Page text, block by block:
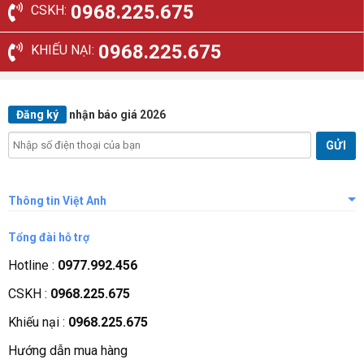
CSKH: 0968.225.675
KHIẾU NẠI: 0968.225.675
Đăng ký nhận báo giá 2026
Thông tin Việt Anh
Giới thiệu công ty
Tầm nhìn sứ mệnh
Quá trình phát triển
Các chứng nhận
Liên hệ, góp ý
Tổng đài hỗ trợ
Hotline : 0977.992.456
CSKH : 0968.225.675
Khiếu nại : 0968.225.675
Hướng dẫn mua hàng